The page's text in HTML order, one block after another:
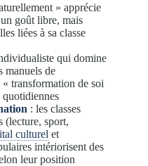
» apprécie
goût libre, mais
liées à sa classe
qui domine
manuels de
transformation de soi
: les classes
(lecture, sport,
culturel et
intériorisent des
leur position